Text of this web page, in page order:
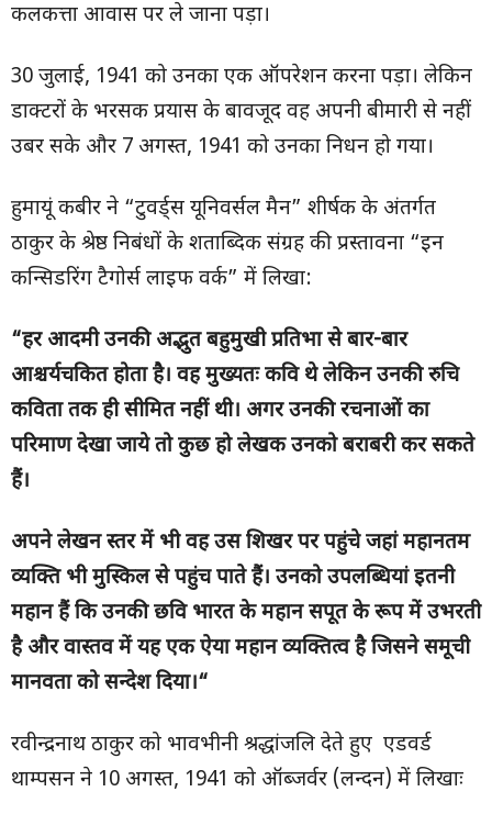
कलकत्ता आवास पर ले जाना पड़ा।
30 जुलाई, 1941 को उनका एक ऑपरेशन करना पड़ा। लेकिन
डाक्टरों के भरसक प्रयास के बावजूद वह अपनी बीमारी से नहीं
उबर सके और 7 अगस्त, 1941 को उनका निधन हो गया।
हुमायूं कबीर ने “टुवर्ड्स यूनिवर्सल मैन” शीर्षक के अंतर्गत
ठाकुर के श्रेष्ठ निबंधों के शताब्दिक संग्रह की प्रस्तावना “इन
कन्सिडरिंग टैगोर्स लाइफ वर्क” में लिखा:
“हर आदमी उनकी अ‌द्भुत बहुमुखी प्रतिभा से बार-बार
आश्चर्यचकित होता है। वह मुख्यतः कवि थे लेकिन उनकी रुचि
कविता तक ही सीमित नहीं थी। अगर उनकी रचनाओं का
परिमाण देखा जाये तो कुछ हो लेखक उनको बराबरी कर सकते
हैं।
अपने लेखन स्तर में भी वह उस शिखर पर पहुंचे जहां महानतम
व्यक्ति भी मुस्किल से पहुंच पाते हैं। उनको उपलब्धियां इतनी
महान हैं कि उनकी छवि भारत के महान सपूत के रूप में उभरती
है और वास्तव में यह एक ऐया महान व्यक्तित्व है जिसने समूची
मानवता को सन्देश दिया।“
रवीन्द्रनाथ ठाकुर को भावभीनी श्रद्धांजलि देते हुए एडवर्ड
थाम्पसन ने 10 अगस्त, 1941 को ऑब्जर्वर (लन्दन) में लिखाः